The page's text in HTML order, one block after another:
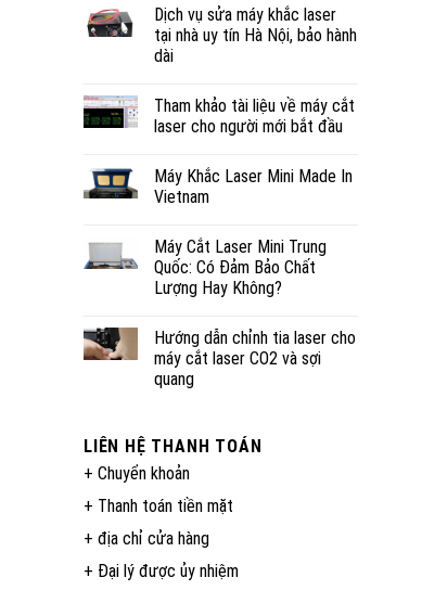
Dịch vụ sửa máy khắc laser
tại nhà uy tín Hà Nội, bảo hành
dài
Tham khảo tài liệu về máy cắt
laser cho người mới bắt đầu
Máy Khắc Laser Mini Made In
Vietnam
Máy Cắt Laser Mini Trung
Quốc: Có Đảm Bảo Chất
Lượng Hay Không?
Hướng dẫn chỉnh tia laser cho
máy cắt laser CO2 và sợi
quang
LIÊN HỆ THANH TOÁN
+ Chuyển khoản
+ Thanh toán tiền mặt
+ địa chỉ cửa hàng
+ Đại lý được ủy nhiệm